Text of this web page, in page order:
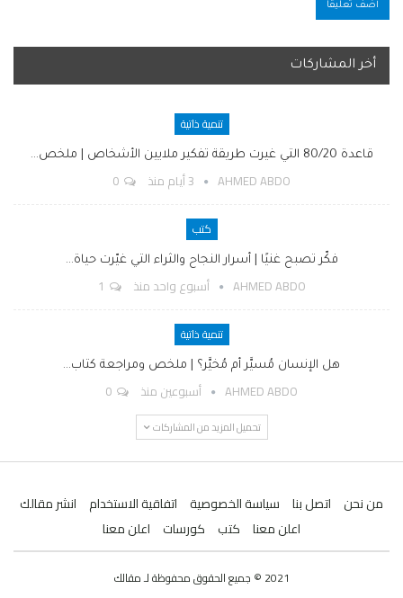
أخر المشاركات
تنمية ذاتية
قاعدة 80/20 التي غيرت طريقة تفكير ملايين الأشخاص | ملخص…
AHMED ABDO 3 أيام منذ
كتب
فكّر تصبح غنيًا | أسرار النجاح والثراء التي غيّرت حياة…
AHMED ABDO أسبوع واحد منذ
تنمية ذاتية
هل الإنسان مُسيَّر أم مُخيَّر؟ | ملخص ومراجعة كتاب…
AHMED ABDO أسبوعين منذ
تحميل المزيد من المشاركات
من نحن اتصل بنا سياسة الخصوصية اتفاقية الاستخدام
انشر مقالك
اعلن معنا كتب كورسات اعلن معنا
2021 © جميع الحقوق محفوظة لـ مقالك